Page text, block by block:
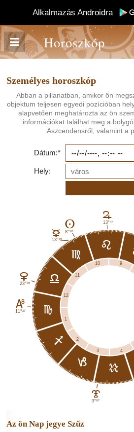
Alkalmazás Androidra
Horoszkóp
Személyes horoszkóp
Abban a pillanatban, amikor ön
objektum teljesen egyedi pozícióban
alapvetően meghatározta az ön
információkat találhat meg a
Aszcendensről, valamint a
Dátum:*
Hely:
9
F
13°47'
e
10
A
8°59'
C
13°29'
f
11
g
D
23°29'
12
K
11°37' h
1
i 2
j
3
J
3°07'
k
4
Az ön Nap jegye Szűz